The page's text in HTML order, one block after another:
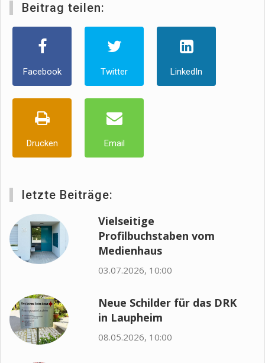
Beitrag teilen:
Facebook Twitter LinkedIn
Drucken Email
letzte Beiträge:
Vielseitige
Profilbuchstaben vom
Medienhaus
03.07.2026, 10:00
Neue Schilder für das DRK
in Laupheim
08.05.2026, 10:00